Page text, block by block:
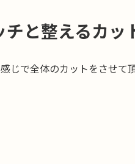
と整えるカッ
じで全体のカットをさせて